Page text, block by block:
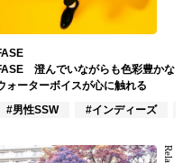
澄んでいながらも色彩豊かな
ォーターボイスが心に触れる
#男性SSW
#インディーズ